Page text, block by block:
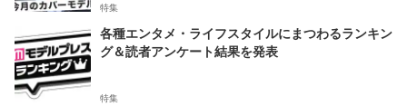
特集
各種エンタメ・ライフスタイルにまつわるランキン
グ＆読者アンケート結果を発表
特集